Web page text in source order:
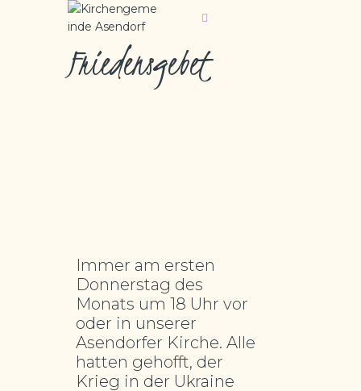
Friedensgebet
KIRCHENGEMEINDE ASENDORF
Immer am ersten
Donnerstag des
Monats um 18 Uhr vor
oder in unserer
Asendorfer Kirche. Alle
hatten gehofft, der
Krieg in der Ukraine